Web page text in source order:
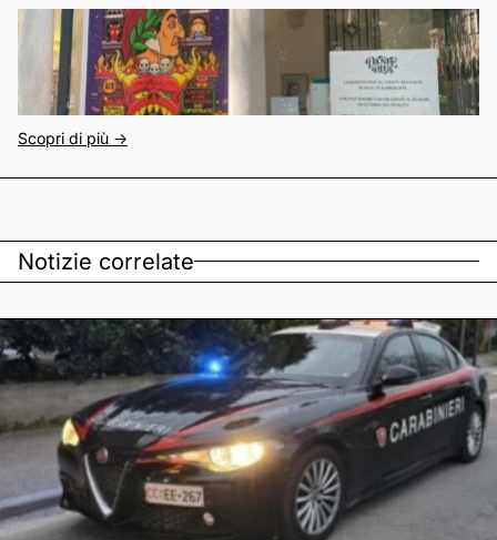
Scopri di più ->
Notizie correlate